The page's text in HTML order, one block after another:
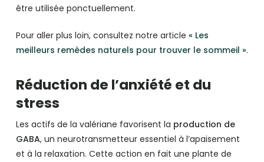
être utilisée ponctuellement.
Pour aller plus loin, consultez notre article « Les
meilleurs remèdes naturels pour trouver le sommeil ».
Réduction de l’anxiété et du
stress
Les actifs de la valériane favorisent la production de
GABA, un neurotransmetteur essentiel à l’apaisement
et à la relaxation. Cette action en fait une plante de